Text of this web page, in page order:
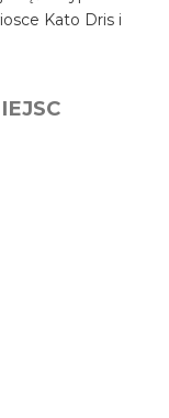
Kato Dris i